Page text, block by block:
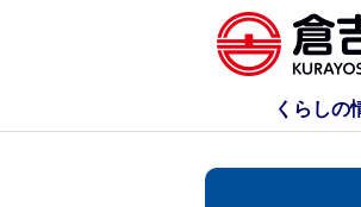
くらしの